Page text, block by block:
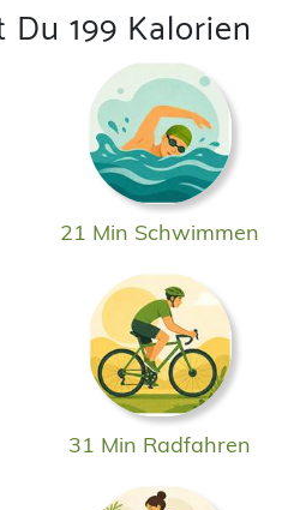
199 Kalorien
21 Min Schwimmen
31 Min Radfahren